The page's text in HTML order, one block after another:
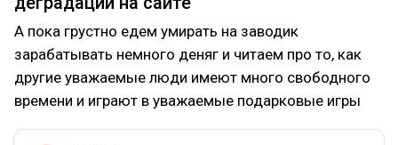
А пока грустно едем умирать на заводик
зарабатывать немного деняг и читаем про то, как
другие уважаемые люди имеют много свободного
времени и играют в уважаемые подарковые игры